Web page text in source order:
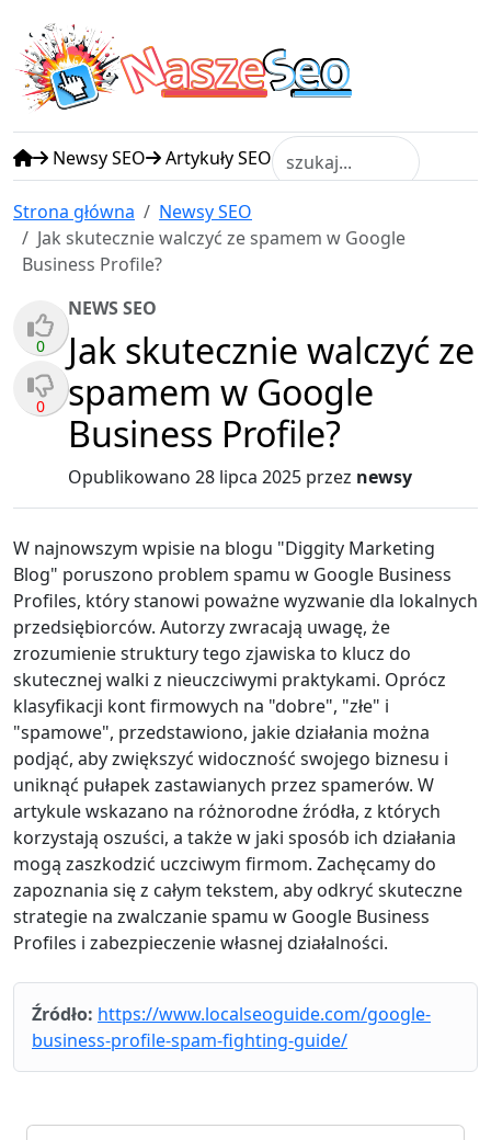
NaszeSeo
Newsy SEO Artykuły SEO
Strona główna
Newsy SEO
Jak skutecznie walczyć ze spamem w Google
Business Profile?
0
0
NEWS SEO
Jak skutecznie walczyć ze
spamem w Google
Business Profile?
Opublikowano 28 lipca 2025 przez newsy
W najnowszym wpisie na blogu "Diggity Marketing
Blog" poruszono problem spamu w Google Business
Profiles, który stanowi poważne wyzwanie dla lokalnych
przedsiębiorców. Autorzy zwracają uwagę, że
zrozumienie struktury tego zjawiska to klucz do
skutecznej walki z nieuczciwymi praktykami. Oprócz
klasyfikacji kont firmowych na "dobre", "złe" i
"spamowe", przedstawiono, jakie działania można
podjąć, aby zwiększyć widoczność swojego biznesu i
uniknąć pułapek zastawianych przez spamerów. W
artykule wskazano na różnorodne źródła, z których
korzystają oszuści, a także w jaki sposób ich działania
mogą zaszkodzić uczciwym firmom. Zachęcamy do
zapoznania się z całym tekstem, aby odkryć skuteczne
strategie na zwalczanie spamu w Google Business
Profiles i zabezpieczenie własnej działalności.
Źródło: https://www.localseoguide.com/google-
business-profile-spam-fighting-guide/